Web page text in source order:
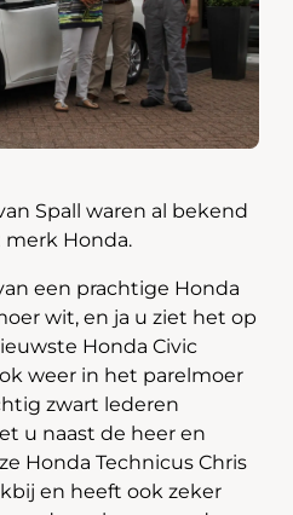
Spall waren al bekend
Honda.
een prachtige Honda
wit, en ja u ziet het op
Honda Civic
weer in het parelmoer
zwart lederen
u naast de heer en
Honda Technicus Chris
en heeft ook zeker